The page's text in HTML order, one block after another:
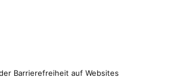
Barrierefreiheit auf Websites